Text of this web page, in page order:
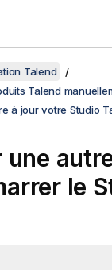
Talend
Talend
à jour votre Studio
le